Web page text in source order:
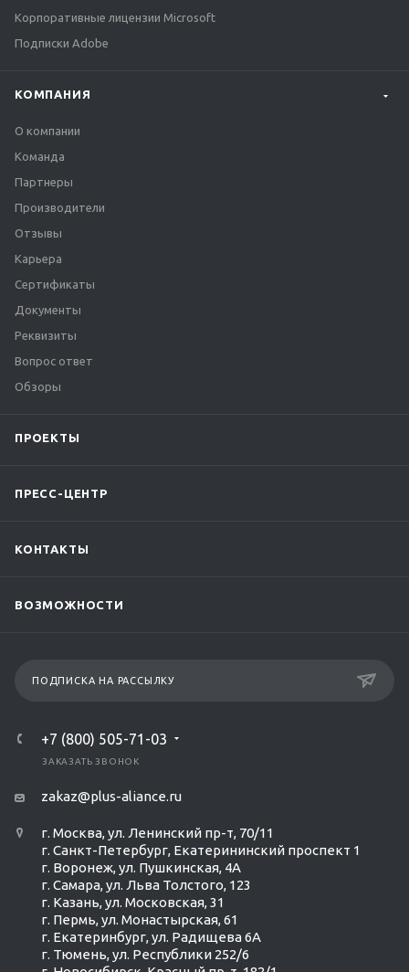
Корпоративные лицензии Microsoft
Подписки Adobe
КОМПАНИЯ
О компании
Команда
Партнеры
Производители
Отзывы
Карьера
Сертификаты
Документы
Реквизиты
Вопрос ответ
Обзоры
ПРОЕКТЫ
ПРЕСС-ЦЕНТР
КОНТАКТЫ
ВОЗМОЖНОСТИ
ПОДПИСКА НА РАССЫЛКУ
+7 (800) 505-71-03
ЗАКАЗАТЬ ЗВОНОК
zakaz@plus-aliance.ru
г. Москва, ул. Ленинский пр-т, 70/11
г. Санкт-Петербург, Екатерининский проспект 1
г. Воронеж, ул. Пушкинская, 4А
г. Самара, ул. Льва Толстого, 123
г. Казань, ул. Московская, 31
г. Пермь, ул. Монастырская, 61
г. Екатеринбург, ул. Радищева 6А
г. Тюмень, ул. Республики 252/6